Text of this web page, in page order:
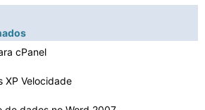
cPanel
XP Velocidade